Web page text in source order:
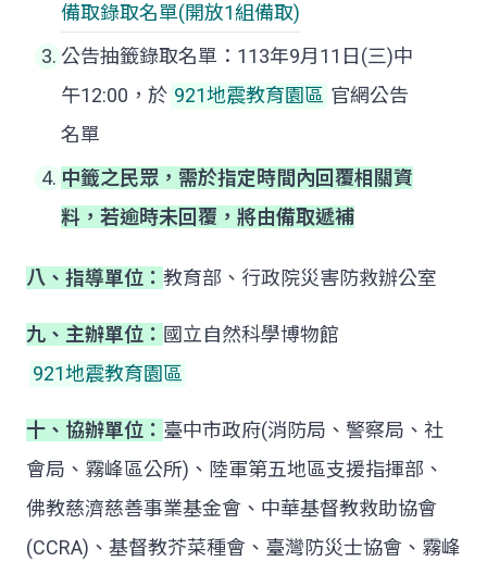
備取錄取名單(開放1組備取)
公告抽籤錄取名單：113年9月11日(三)中
午12:00，於 921地震教育園區 官網公告
名單
中籤之民眾，需於指定時間內回覆相關資
料，若逾時未回覆，將由備取遞補
八、 指導單位： 教育部、行政院災害防救辦公室
九、 主辦單位： 國立自然科學博物館
921地震教育園區
十、 協辦單位： 臺中市政府(消防局、警察局、社
會局、霧峰區公所)、陸軍第五地區支援指揮部、
佛教慈濟慈善事業基金會、中華基督教救助協會
(CCRA)、基督教芥菜種會、臺灣防災士協會、霧峰